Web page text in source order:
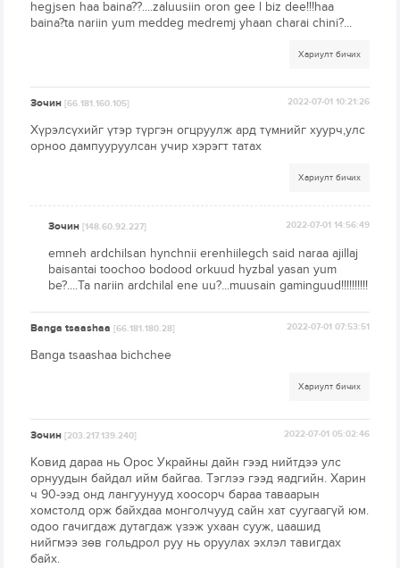
hegjsen haa baina??....zaluusiin oron gee l biz dee!!!haa
baina?ta nariin yum meddeg medremj yhaan charai chini?...
Хариулт бичих
Зочин[66.181.160.105] 2022-07-01 10:21:26
Хүрэлсүхийг үтэр түргэн огцруулж ард түмнийг хуурч,улс
орноо дампууруулсан учир хэрэгт татах
Хариулт бичих
Зочин[148.60.92.227] 2022-07-01 14:56:49
emneh ardchilsan hynchnii erenhiilegch said naraa ajillaj
baisantai toochoo bodood orkuud hyzbal yasan yum
be?....Ta nariin ardchilal ene uu?...muusain gaminguud!!!!!!!!!!
Banga tsaashaa[66.181.180.28] 2022-07-01 07:53:51
Banga tsaashaa bichchee
Хариулт бичих
Зочин[203.217.139.240] 2022-07-01 05:02:46
Ковид дараа нь Орос Украйны дайн гээд нийтдээ улс
орнуудын байдал ийм байгаа. Тэглээ гээд яадгийн. Харин
ч 90-ээд онд лангуунууд хоосорч бараа таваарын
хомстолд орж байхдаа монголчууд сайн хат суугаагүй юм.
одоо гачигдаж дутагдаж үзэж ухаан сууж, цаашид
нийгмээ зөв гольдрол руу нь оруулах эхлэл тавигдах
байх.